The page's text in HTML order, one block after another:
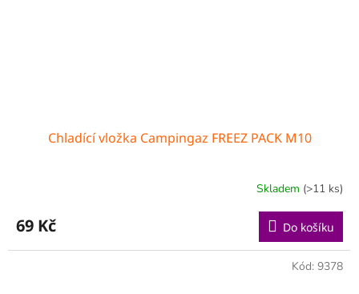
Chladící vložka Campingaz FREEZ PACK M10
Skladem (>11 ks)
69 Kč Do košíku
Kód: 9378